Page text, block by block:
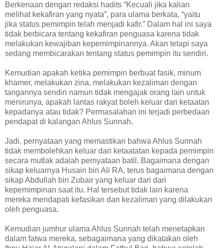
Berkenaan dengan redaksi hadits “Kecuali jika kalian
melihat kekafiran yang nyata”, para ulama berkata, “yaitu
jika status pemimpin telah menjadi kafir.” Dalam hal ini saya
tidak berbicara tentang kekafiran penguasa karena tidak
melakukan kewajiban kepemimpinannya. Akan tetapi saya
sedang membicarakan tentang status pemimpin itu sendiri.
Kemudian apakah ketika pemimpin berbuat fasik, minum
khamer, melakukan zina, melakukan kezaliman dengan
tangannya sendiri namun tidak mengajak orang lain untuk
menirunya, apakah lantas rakyat boleh keluar dari ketaatan
kepadanya atau tidak? Permasalahan ini terjadi perbedaan
pendapat di kalangan Ahlus Sunnah.
Jadi, pernyataan yang memastikan bahwa Ahlus Sunnah
tidak membolehkan keluar dari ketaatatan kepada pemimpin
secara mutlak adalah pernyataan batil. Bagaimana dengan
sikap keluarnya Husain bin Ali RA, terus bagaimana dengan
sikap Abdullah bin Zubair yang keluar dari dari
kepemimpinan saat itu. Hal tersebut tidak lain karena
mereka mendapati kefasikan dan kezaliman yang dilakukan
oleh penguasa.
Kemudian jumhur ulama Ahlus Sunnah telah menetapkan
dalam fatwa mereka, sebagaimana yang dikatakan oleh